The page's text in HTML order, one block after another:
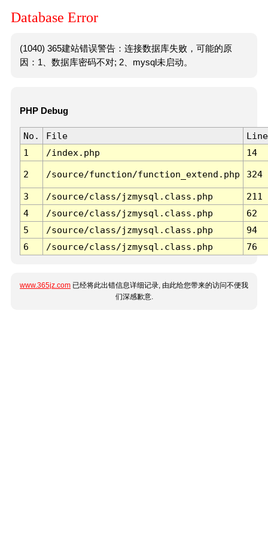
Database Error
(1040) 365建站错误警告：连接数据库失败，可能的原
因：1、数据库密码不对; 2、mysql未启动。
PHP Debug
No. File
Line
1
/index.php 14
2 /source/function/function_extend.php 324
3 /source/class/jzmysql.class.php
211
4
/source/class/jzmysql.class.php
62
5
/source/class/jzmysql.class.php
94
6
/source/class/jzmysql.class.php 76
www.365jz.com 已经将此出错信息详细记录, 由此给您带来的访问不便我
们深感歉意.